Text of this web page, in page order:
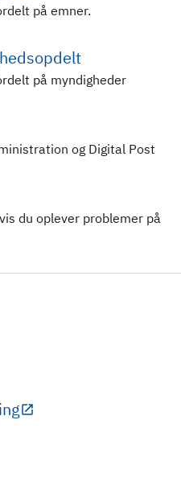
på emner.
på myndigheder
og Digital Post
du oplever problemer på